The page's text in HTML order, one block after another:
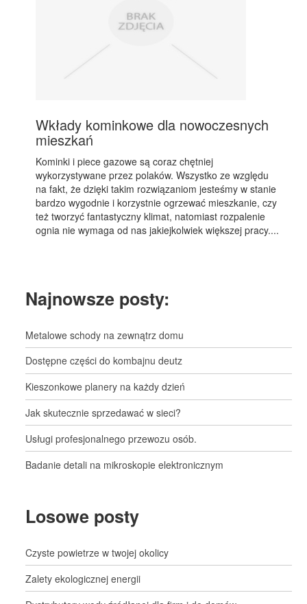
Wkłady kominkowe dla nowoczesnych
mieszkań
Kominki i piece gazowe są coraz chętniej
wykorzystywane przez polaków. Wszystko ze względu
na fakt, że dzięki takim rozwiązaniom jesteśmy w stanie
bardzo wygodnie i korzystnie ogrzewać mieszkanie, czy
też tworzyć fantastyczny klimat, natomiast rozpalenie
ognia nie wymaga od nas jakiejkolwiek większej pracy....
Najnowsze posty:
Metalowe schody na zewnątrz domu
Dostępne części do kombajnu deutz
Kieszonkowe planery na każdy dzień
Jak skutecznie sprzedawać w sieci?
Usługi profesjonalnego przewozu osób.
Badanie detali na mikroskopie elektronicznym
Losowe posty
Czyste powietrze w twojej okolicy
Zalety ekologicznej energii